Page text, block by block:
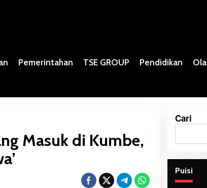
Pemerintahan TSE GROUP Pendidikan
Masuk di Kumbe,
Cari
Puisi